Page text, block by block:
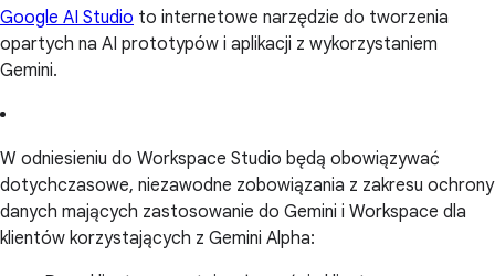
Google AI Studio to internetowe narzędzie do tworzenia
opartych na AI prototypów i aplikacji z wykorzystaniem
Gemini.
W odniesieniu do Workspace Studio będą obowiązywać
dotychczasowe, niezawodne zobowiązania z zakresu ochrony
danych mających zastosowanie do Gemini i Workspace dla
klientów korzystających z Gemini Alpha: